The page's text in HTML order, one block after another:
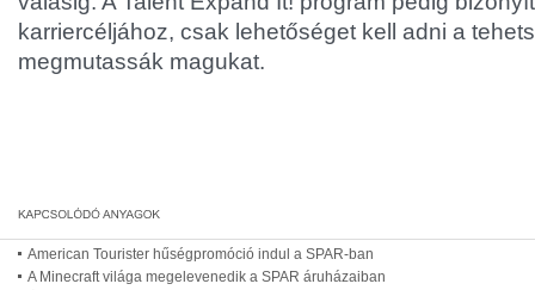
karriercéljához, csak lehetőséget kell adni a
megmutassák magukat.
American Tourister hűségpromóció indul a SPAR-ban
A Minecraft világa megelevenedik a SPAR áruházaiban